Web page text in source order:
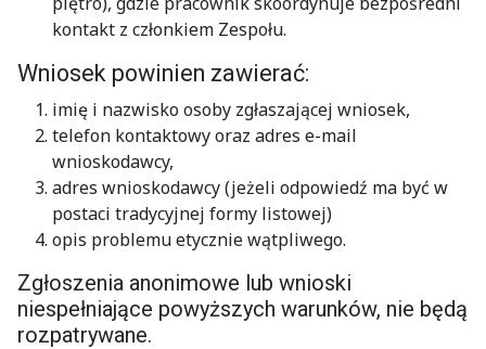
kontakt z członkiem Zespołu.
Wniosek powinien zawierać:
imię i nazwisko osoby zgłaszającej wniosek,
telefon kontaktowy oraz adres e-mail
wnioskodawcy,
adres wnioskodawcy (jeżeli odpowiedź ma być w
postaci tradycyjnej formy listowej)
opis problemu etycznie wątpliwego.
Zgłoszenia anonimowe lub wnioski
niespełniające powyższych warunków, nie będą
rozpatrywane.